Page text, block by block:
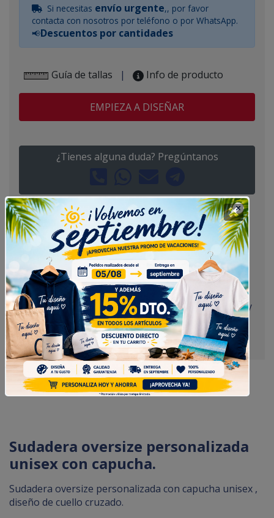
Si necesitas envío urgente,, por favor
contacta con nosotros por teléfono o por WhatsApp.
📢Descuentos por cantidades
Guía de tallas | Info de producto
EMPIEZA A DISEÑAR
¿Tienes alguna duda? Pregúntanos
Sudadera oversize personalizada con capucha
unisex , diseño de cuello cruzado.
Su tejido y confección en 2X1 canalé con lycra en
puños y bajo, bolsillo canguro, hacen de esta
sudadera una prenda urbana perfecta para
personalizar con el diseño que quieras.
El gramaje de 320 g/mÇ aprox., su felpa perchada y
la composición de 80% Algodón / 20% Poliéster le
da una calidez extraordinaria.
Sudadera oversize personalizada
unisex con capucha.
Sudadera oversize personalizada con capucha unisex ,
diseño de cuello cruzado.